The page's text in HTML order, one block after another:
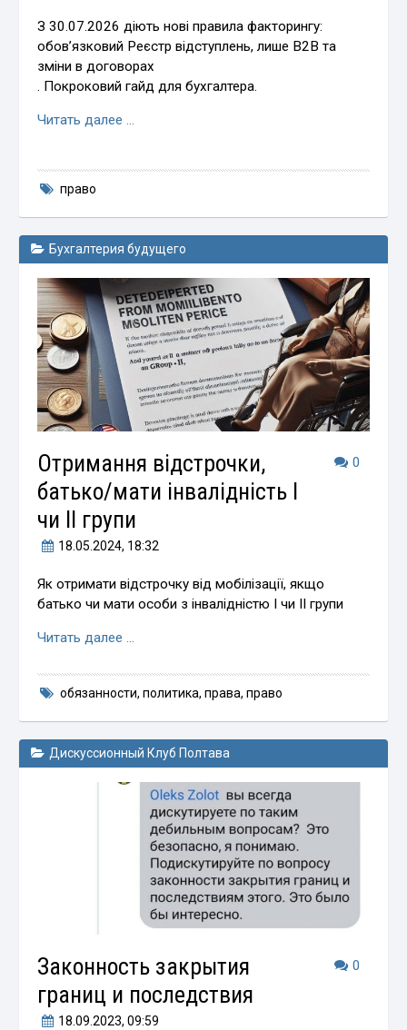
З 30.07.2026 діють нові правила факторингу:
обов’язковий Реєстр відступлень, лише B2B та
зміни в договорах
. Покроковий гайд для бухгалтера.
Читать далее …
право
Бухгалтерия будущего
0
Отримання відстрочки,
батько/мати інвалідність І
чи ІІ групи
18.05.2024, 18:32
Як отримати відстрочку від мобілізації, якщо
батько чи мати особи з інвалідністю І чи ІІ групи
Читать далее …
обязанности, политика, права, право
Дискуссионный Клуб Полтава
0
Законность закрытия
границ и последствия
18.09.2023, 09:59